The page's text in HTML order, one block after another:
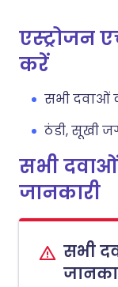
एस्ट्रोजन
करें
सभी दवाओं
ठंडी, सूखी
सभी
जानकारी
सभी